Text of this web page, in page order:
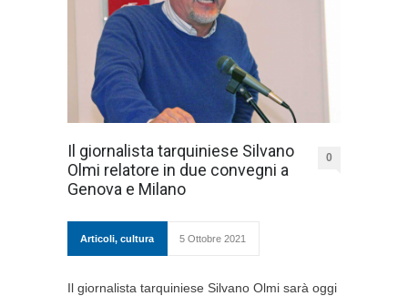
Il giornalista tarquiniese Silvano
Olmi relatore in due convegni a
Genova e Milano
0
Articoli, cultura 5 Ottobre 2021
Il giornalista tarquiniese Silvano Olmi sarà oggi